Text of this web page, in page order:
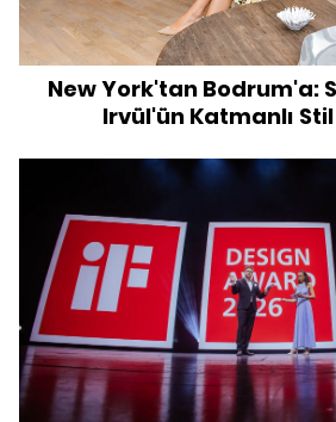
New York'tan Bodrum'a:
Irvül'ün Katmanlı Stil